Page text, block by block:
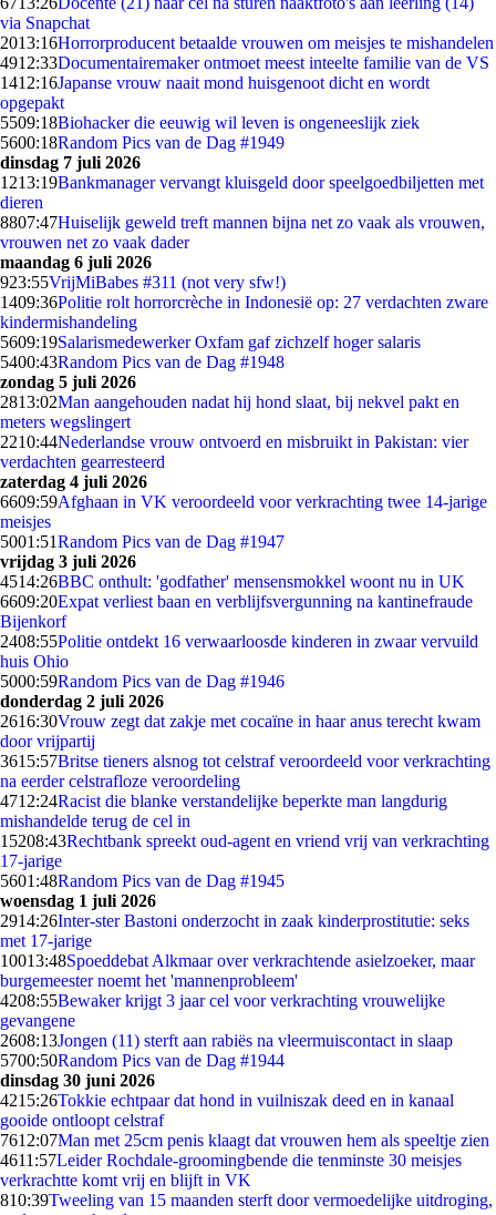
via Snapchat
2013:16Horrorproducent betaalde vrouwen om meisjes te mishandelen
4912:33Documentairemaker ontmoet meest inteelte familie van de VS
1412:16Japanse vrouw naait mond huisgenoot dicht en wordt
opgepakt
5509:18Biohacker die eeuwig wil leven is ongeneeslijk ziek
5600:18Random Pics van de Dag #1949
dinsdag 7 juli 2026
1213:19Bankmanager vervangt kluisgeld door speelgoedbiljetten met
dieren
8807:47Huiselijk geweld treft mannen bijna net zo vaak als vrouwen,
vrouwen net zo vaak dader
maandag 6 juli 2026
923:55VrijMiBabes #311 (not very sfw!)
1409:36Politie rolt horrorcrèche in Indonesië op: 27 verdachten zware
kindermishandeling
5609:19Salarismedewerker Oxfam gaf zichzelf hoger salaris
5400:43Random Pics van de Dag #1948
zondag 5 juli 2026
2813:02Man aangehouden nadat hij hond slaat, bij nekvel pakt en
meters wegslingert
2210:44Nederlandse vrouw ontvoerd en misbruikt in Pakistan: vier
verdachten gearresteerd
zaterdag 4 juli 2026
6609:59Afghaan in VK veroordeeld voor verkrachting twee 14-jarige
meisjes
5001:51Random Pics van de Dag #1947
vrijdag 3 juli 2026
4514:26BBC onthult: 'godfather' mensensmokkel woont nu in UK
6609:20Expat verliest baan en verblijfsvergunning na kantinefraude
Bijenkorf
2408:55Politie ontdekt 16 verwaarloosde kinderen in zwaar vervuild
huis Ohio
5000:59Random Pics van de Dag #1946
donderdag 2 juli 2026
2616:30Vrouw zegt dat zakje met cocaïne in haar anus terecht kwam
door vrijpartij
3615:57Britse tieners alsnog tot celstraf veroordeeld voor verkrachting
na eerder celstrafloze veroordeling
4712:24Racist die blanke verstandelijke beperkte man langdurig
mishandelde terug de cel in
15208:43Rechtbank spreekt oud-agent en vriend vrij van verkrachting
17-jarige
5601:48Random Pics van de Dag #1945
woensdag 1 juli 2026
2914:26Inter-ster Bastoni onderzocht in zaak kinderprostitutie: seks
met 17-jarige
10013:48Spoeddebat Alkmaar over verkrachtende asielzoeker, maar
burgemeester noemt het 'mannenprobleem'
4208:55Bewaker krijgt 3 jaar cel voor verkrachting vrouwelijke
gevangene
2608:13Jongen (11) sterft aan rabiës na vleermuiscontact in slaap
5700:50Random Pics van de Dag #1944
dinsdag 30 juni 2026
4215:26Tokkie echtpaar dat hond in vuilniszak deed en in kanaal
gooide ontloopt celstraf
7612:07Man met 25cm penis klaagt dat vrouwen hem als speeltje zien
4611:57Leider Rochdale-groomingbende die tenminste 30 meisjes
verkrachtte komt vrij en blijft in VK
810:39Tweeling van 15 maanden sterft door vermoedelijke uitdroging,